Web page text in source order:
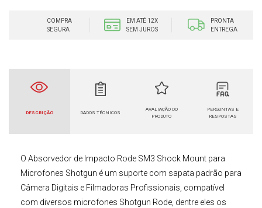
COMPRA
SEGURA
EM ATÉ 12X
SEM JUROS
PRONTA
ENTREGA
DESCRIÇÃO DADOS TÉCNICOS
AVALIAÇÃO DO
PRODUTO
PERGUNTAS E
RESPOSTAS
O Absorvedor de Impacto Rode SM3 Shock Mount para
Microfones Shotgun é um suporte com sapata padrão para
Câmera Digitais e Filmadoras Profissionais , compatível
com diversos microfones Shotgun Rode, dentre eles os